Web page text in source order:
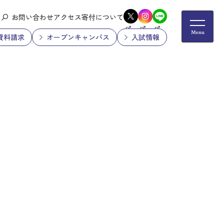
お問い合わせアクセス寄付について
料請求 オープンキャンパス 入試情報